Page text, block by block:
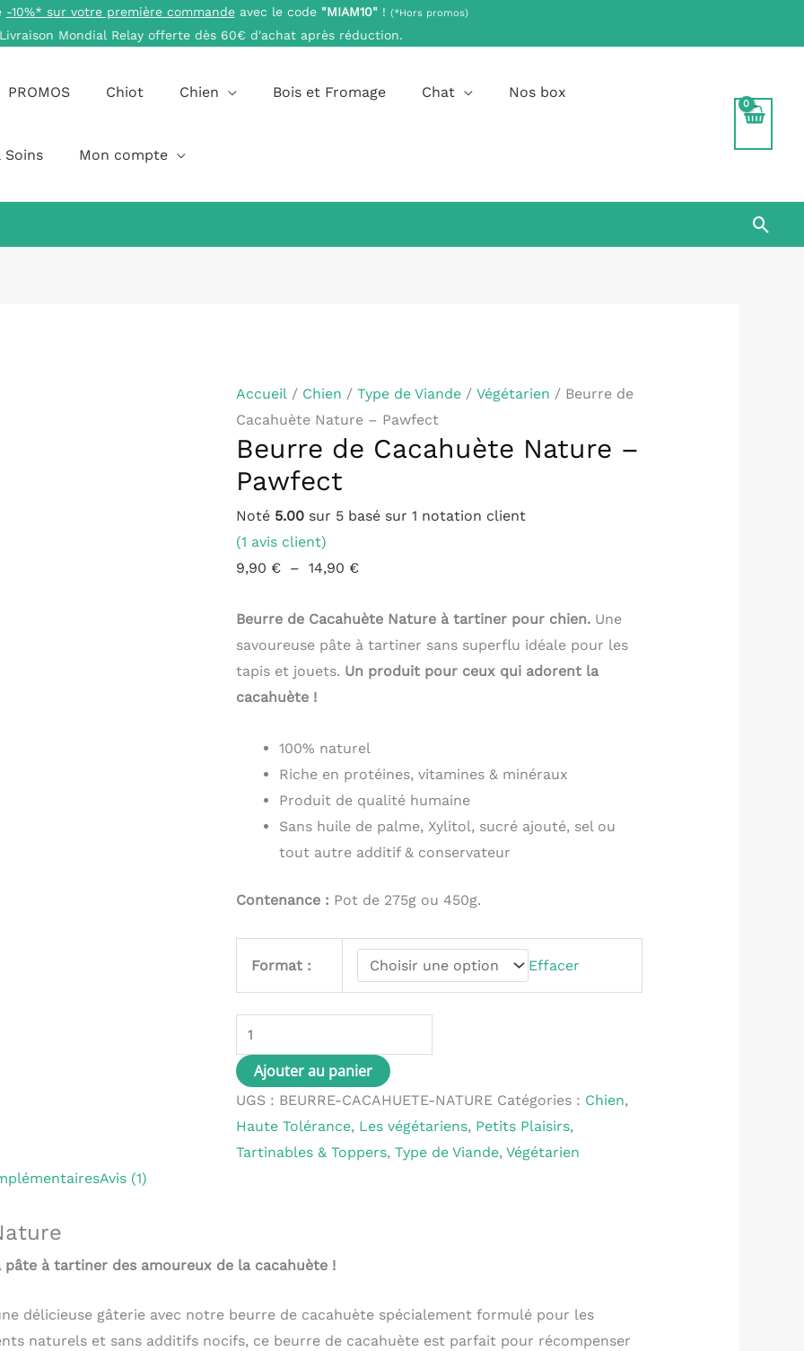
-10%* sur votre première commandeavec le code "MIAM10"! (*Hors promos)
Livraison Mondial Relay offerte dès 60€ d'achat après réduction.
PROMOS Chiot Chien Bois et Fromage Chat Nos box
Soins Mon compte
Accueil / Chien /Type de Viande /Végétarien / Beurre de
Cacahuète Nature – Pawfect
Beurre de Cacahuète Nature –
Pawfect
Noté 5.00 sur 5 basé sur1 notation client
(1 avis client)
9,90 € – 14,90 €
9,90 €
à
14,90 €
Beurre de Cacahuète Nature à tartiner pour chien. Une
savoureuse pâte à tartiner sans superflu idéale pour les
tapis et jouets. Un produit pour ceux qui adorent la
cacahuète !
100% naturel
Riche en protéines, vitamines & minéraux
Produit de qualité humaine
Sans huile de palme, Xylitol, sucré ajouté, sel ou
tout autre additif & conservateur
Contenance : Pot de 275g ou 450g.
Format : Effacer
de
Cacahuète
Nature
-
Ajouter au panier
UGS : BEURRE-CACAHUETE-NATURE Catégories : Chien,
Haute Tolérance, Les végétariens, Petits Plaisirs,
Tartinables & Toppers,Type de Viande,Végétarien
Avis (1)
à tartiner des amoureux de la cacahuète !
délicieuse gâterie avec notre beurre de cacahuète spécialement formulé pour les
naturels et sans additifs nocifs, ce beurre de cacahuète est parfait pour récompenser